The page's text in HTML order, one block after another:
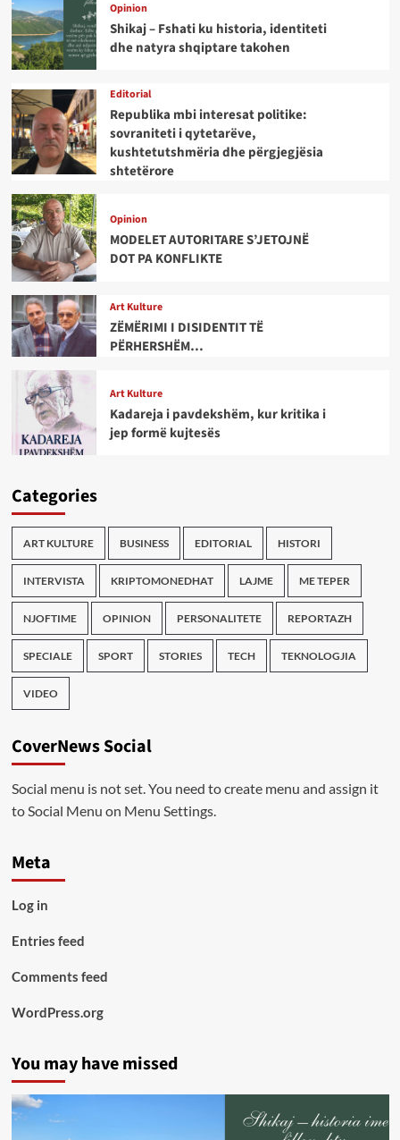
Opinion
Shikaj – Fshati ku historia, identiteti
dhe natyra shqiptare takohen
Editorial
Republika mbi interesat politike:
sovraniteti i qytetarëve,
kushtetutshmëria dhe përgjegjësia
shtetërore
Opinion
MODELET AUTORITARE S’JETOJNË
DOT PA KONFLIKTE
Art Kulture
ZËMËRIMI I DISIDENTIT TË
PËRHERSHËM…
Art Kulture
Kadareja i pavdekshëm, kur kritika i
jep formë kujtesës
Categories
ART KULTURE BUSINESS EDITORIAL HISTORI
INTERVISTA KRIPTOMONEDHAT LAJME ME TEPER
NJOFTIME OPINION PERSONALITETE REPORTAZH
SPECIALE SPORT STORIES TECH TEKNOLOGJIA
VIDEO
CoverNews Social
Social menu is not set. You need to create menu and assign it
to Social Menu on Menu Settings.
Meta
Log in
Entries feed
Comments feed
WordPress.org
You may have missed